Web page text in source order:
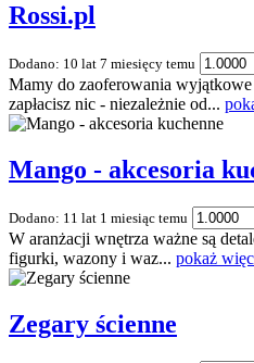
Rossi.pl
Dodano: 10 lat 7 miesięcy temu
Mamy do zaoferowania wyjątkowe
zapłacisz nic - niezależnie od...
Mango - akcesoria
Dodano: 11 lat 1 miesiąc temu
W aranżacji wnętrza ważne są
figurki, wazony i waz... pokaż
Zegary ścienne